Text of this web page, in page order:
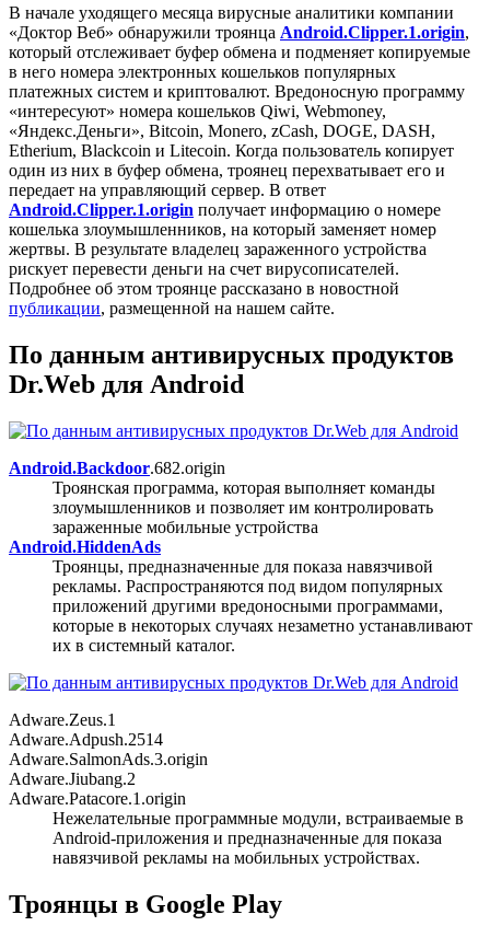
В начале уходящего месяца вирусные аналитики компании
«Доктор Веб» обнаружили троянца Android.Clipper.1.origin,
который отслеживает буфер обмена и подменяет копируемые
в него номера электронных кошельков популярных
платежных систем и криптовалют. Вредоносную программу
«интересуют» номера кошельков Qiwi, Webmoney,
«Яндекс.Деньги», Bitcoin, Monero, zCash, DOGE, DASH,
Etherium, Blackcoin и Litecoin. Когда пользователь копирует
один из них в буфер обмена, троянец перехватывает его и
передает на управляющий сервер. В ответ
Android.Clipper.1.origin получает информацию о номере
кошелька злоумышленников, на который заменяет номер
жертвы. В результате владелец зараженного устройства
рискует перевести деньги на счет вирусописателей.
Подробнее об этом троянце рассказано в новостной
публикации, размещенной на нашем сайте.
По данным антивирусных продуктов
Dr.Web для Android
Android.Backdoor.682.origin
Троянская программа, которая выполняет команды
злоумышленников и позволяет им контролировать
зараженные мобильные устройства
Android.HiddenAds
Троянцы, предназначенные для показа навязчивой
рекламы. Распространяются под видом популярных
приложений другими вредоносными программами,
которые в некоторых случаях незаметно устанавливают
их в системный каталог.
Adware.Zeus.1
Adware.Adpush.2514
Adware.SalmonAds.3.origin
Adware.Jiubang.2
Adware.Patacore.1.origin
Нежелательные программные модули, встраиваемые в
Android-приложения и предназначенные для показа
навязчивой рекламы на мобильных устройствах.
Троянцы в Google Play